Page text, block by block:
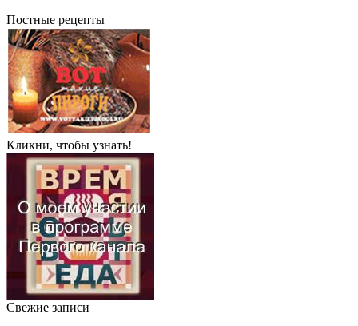
Постные рецепты
Кликни, чтобы узнать!
Свежие записи